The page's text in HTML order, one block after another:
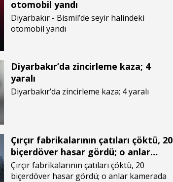
otomobil yandı
Diyarbakır - Bismil’de seyir halindeki
otomobil yandı
Diyarbakır’da zincirleme kaza; 4
yaralı
Diyarbakır’da zincirleme kaza; 4 yaralı
Çırçır fabrikalarının çatıları çöktü, 20
biçerdöver hasar gördü; o anlar
kamerada
Çırçır fabrikalarının çatıları çöktü, 20
biçerdöver hasar gördü; o anlar kamerada